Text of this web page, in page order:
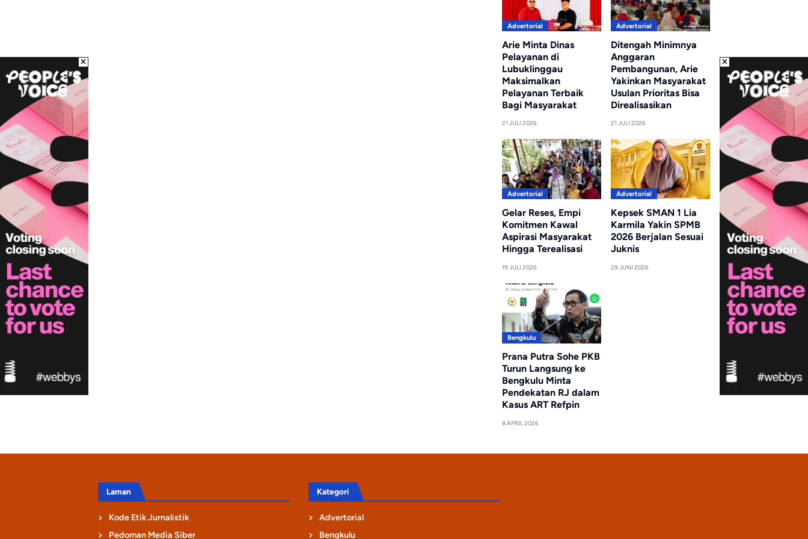
Advertorial
Arie Minta Dinas
Pelayanan di
Lubuklinggau
Maksimalkan
Pelayanan Terbaik
Bagi Masyarakat
21 JULI 2026
Advertorial
Ditengah Minimnya
Anggaran
Pembangunan, Arie
Yakinkan Masyarakat
Usulan Prioritas Bisa
Direalisasikan
21 JULI 2026
Advertorial
Gelar Reses, Empi
Komitmen Kawal
Aspirasi Masyarakat
Hingga Terealisasi
19 JULI 2026
Advertorial
Kepsek SMAN 1 Lia
Karmila Yakin SPMB
2026 Berjalan Sesuai
Juknis
29 JUNI 2026
Bengkulu
Prana Putra Sohe PKB
Turun Langsung ke
Bengkulu Minta
Pendekatan RJ dalam
Kasus ART Refpin
8 APRIL 2026
Laman
Kode Etik Jurnalistik
Pedoman Media Siber
Kategori
Advertorial
Bengkulu